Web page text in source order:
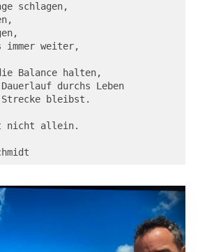
schlagen,
immer weiter,
Balance halten,
durchs Leben
bleibst.
nicht allein.